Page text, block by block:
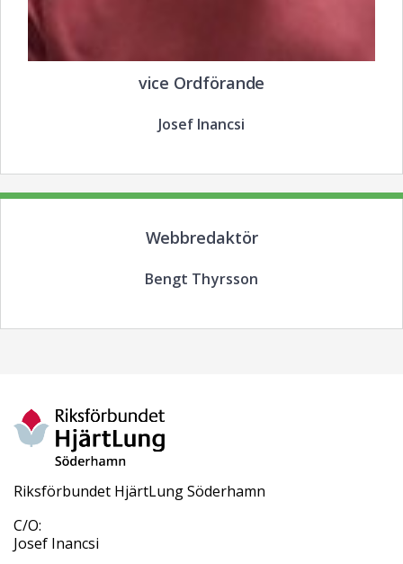
vice Ordförande
Josef Inancsi
Webbredaktör
Bengt Thyrsson
Riksförbundet HjärtLung Söderhamn
C/O:
Josef Inancsi